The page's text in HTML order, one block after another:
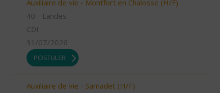
Auxiliaire de vie - Montfort en Chalosse (H/F)
40 - Landes
CDI
31/07/2026
POSTULER
Auxiliaire de vie - Samadet (H/F)